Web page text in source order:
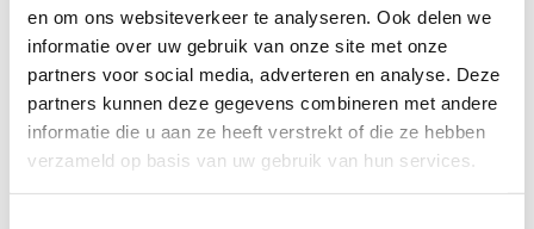
en om ons websiteverkeer te analyseren. Ook delen we
informatie over uw gebruik van onze site met onze
partners voor social media, adverteren en analyse. Deze
partners kunnen deze gegevens combineren met andere
informatie die u aan ze heeft verstrekt of die ze hebben
verzameld op basis van uw gebruik van hun services.
zorgmedewerkers aanzienlijk. Een
perfect voorbeeld van hoe innovatieve
technologie en strategisch partnerschap
échte waarde toevoegen aan onze
opdrachtgevers. Neem contact op voor